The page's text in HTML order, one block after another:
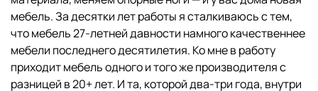
мебель. За десятки лет работы я сталкиваюсь с тем,
что мебель 27-летней давности намного качественнее
мебели последнего десятилетия. Ко мне в работу
приходит мебель одного и того же производителя с
разницей в 20+ лет. И та, которой два-три года, внутри